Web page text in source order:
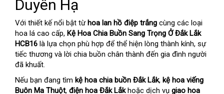
Duyên Hạ
Với thiết kế nổi bật từhoa lan hồ điệp trắng cùng các loại
hoa lá cao cấp, Kệ Hoa Chia Buồn Sang Trọng Ở Đắk Lắk
HCB16 là lựa chọn phù hợp để thể hiện lòng thành kính, sự
tiếc thương và lời chia buồn chân thành đến gia đình người
đã khuất.
Nếu bạn đang tìm kệ hoa chia buồn Đắk Lắk, kệ hoa viếng
Buôn Ma Thuột, điện hoa Đắk Lắkhoặc dịch vụ giao hoa